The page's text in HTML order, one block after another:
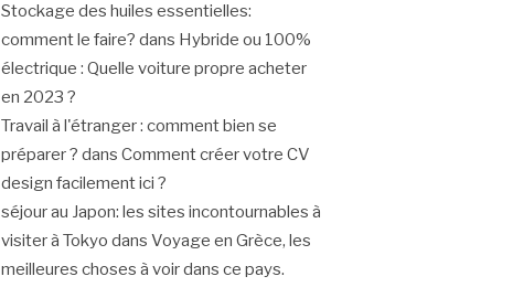
Stockage des huiles essentielles:
comment le faire? dans Hybride ou 100%
électrique : Quelle voiture propre acheter
en 2023 ?
Travail à l'étranger : comment bien se
préparer ? dans Comment créer votre CV
design facilement ici ?
séjour au Japon: les sites incontournables à
visiter à Tokyo dans Voyage en Grèce, les
meilleures choses à voir dans ce pays.